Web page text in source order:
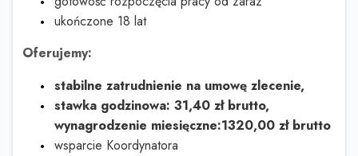
ukończone 18 lat
Oferujemy:
stabilne zatrudnienie na umowę zlecenie,
stawka godzinowa: 31,40 zł brutto,
wynagrodzenie miesięczne:1320,00 zł brutto
wsparcie Koordynatora